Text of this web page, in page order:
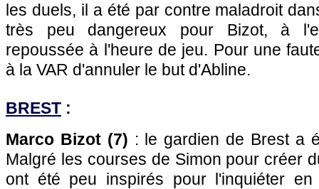
les duels, il a été par contre maladroit
très peu dangereux pour Bizot, à
repoussée à l'heure de jeu. Pour une
à la VAR d'annuler le but d'Abline.
BREST :
Marco Bizot (7) : le gardien de Brest a
Malgré les courses de Simon pour créer
ont été peu inspirés pour l'inquiéter